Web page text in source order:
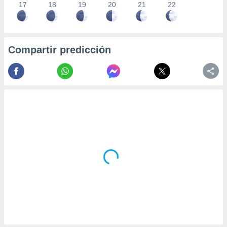
17 18 19 20 21 22
Compartir predicción